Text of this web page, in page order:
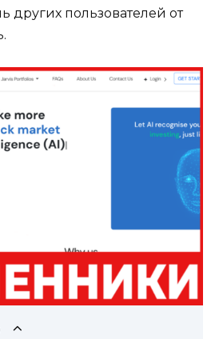
других пользователей от